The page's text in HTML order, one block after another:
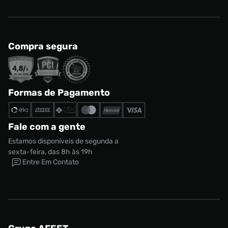
Compra segura
Formas de Pagamento
Fale com a gente
Estamos disponíveis de segunda a
sexta-feira, das 8h às 19h
Entre Em Contato